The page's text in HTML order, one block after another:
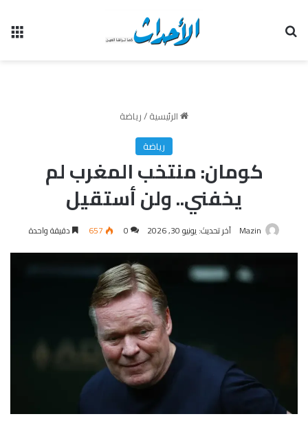
الرئيسية/رياضة
رياضة
كومان: منتخب المغرب لم
يخفني.. ولن أستقيل
Mazin آخر تحديث: يونيو 30, 2026 0
657 دقيقة واحدة